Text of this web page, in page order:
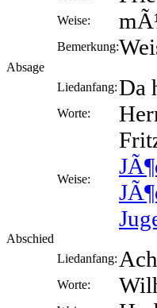
Weise:
Bemerkung:
Absage
Liedanfang:Da
Worte:
Weise:
Abschied
Liedanfang:
Worte: